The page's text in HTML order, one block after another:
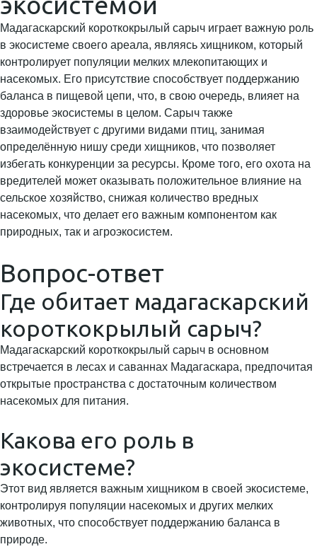
Мадагаскарский короткокрылый сарыч играет важную роль
в экосистеме своего ареала, являясь хищником, который
контролирует популяции мелких млекопитающих и
насекомых. Его присутствие способствует поддержанию
баланса в пищевой цепи, что, в свою очередь, влияет на
здоровье экосистемы в целом. Сарыч также
взаимодействует с другими видами птиц, занимая
определённую нишу среди хищников, что позволяет
избегать конкуренции за ресурсы. Кроме того, его охота на
вредителей может оказывать положительное влияние на
сельское хозяйство, снижая количество вредных
насекомых, что делает его важным компонентом как
природных, так и агроэкосистем.
Вопрос-ответ
Где обитает мадагаскарский
короткокрылый сарыч?
Мадагаскарский короткокрылый сарыч в основном
встречается в лесах и саваннах Мадагаскара, предпочитая
открытые пространства с достаточным количеством
насекомых для питания.
Какова его роль в
экосистеме?
Этот вид является важным хищником в своей экосистеме,
контролируя популяции насекомых и других мелких
животных, что способствует поддержанию баланса в
природе.